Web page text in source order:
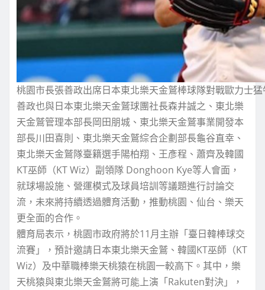
桃園市長張善政出席日本東北樂天金鷲棒球隊對戰歐力士
善政也與日本東北樂天金鷲球團社長森井誠之、東北樂
天金鷲管理本部長岡田朋城、東北樂天金鷲事業開發本
部長川田喜則、東北樂天金鷲綜合企劃部長龜谷直幸、
東北樂天金鷲隊臺籍選手陽柏翔、王彥程、蕭齊及韓國
KT巫師（KT Wiz）副領隊 Donghoon Kye等人會面，
就球場設施、營運模式及球員培訓等議題進行討論交
流，未來將持續透過體育活動，推動桃園、仙台、樂天
更全面的合作。
體育局表示，桃園市政府將於11月主辦「臺日韓棒球交
流賽」，預計邀請日本東北樂天金鷲、韓國KT巫師（KT
Wiz）及中華職棒樂天桃猿在桃園一較高下。其中，樂
天桃猿與東北樂天金鷲將可能上演「Rakuten對決」，